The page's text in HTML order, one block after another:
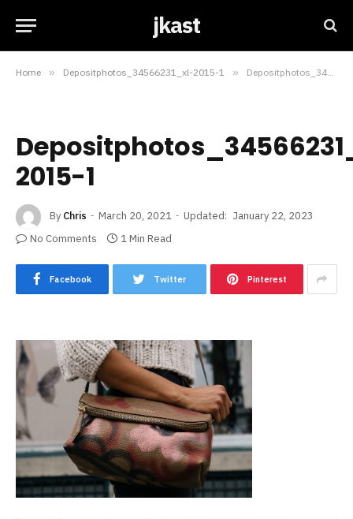
jkast
Home » Depositphotos_34566231_xl-2015-1 » Depositphotos_34566231_xl-2015-1
2015-1
By Chris March 20, 2021 Updated: January 22, 2023
No Comments
1 Min Read
Facebook Twitter Pinterest